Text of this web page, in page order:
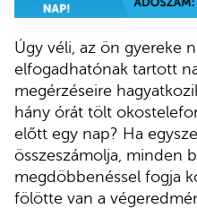
Úgy véli, az ön gyereke
elfogadhatónak tartott
megérzéseire
hány órát tölt
előtt egy nap? Ha
összeszámolja, minden
megdöbbenéssel fogja
fölötte van a